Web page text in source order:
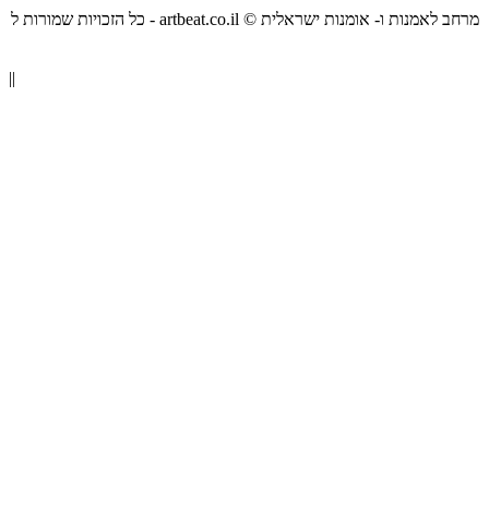
כל הזכויות שמורות ל - artbeat.co.il © מרחב לאמנות ו- אומנות ישראלית
||